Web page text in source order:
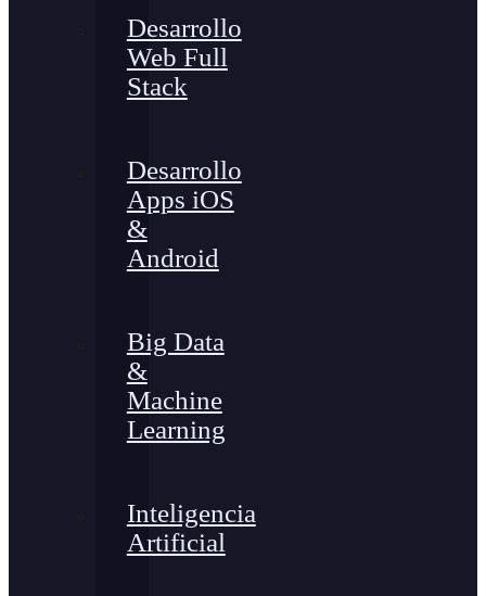
Desarrollo
Web Full
Stack
Desarrollo
Apps iOS
&
Android
Big Data
&
Machine
Learning
Inteligencia
Artificial